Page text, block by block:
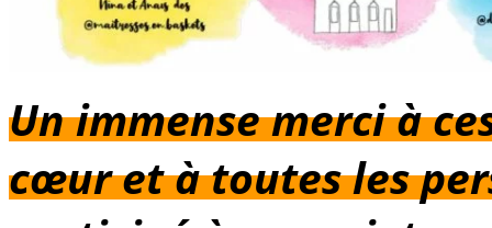
Un immense merci à
cœur et à toutes les